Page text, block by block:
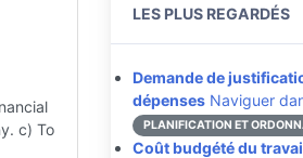
c) To
LES PLUS REGARDÉS
Demande de
dépenses Naviguer
PLANIFICATION ET
Coût budgété du